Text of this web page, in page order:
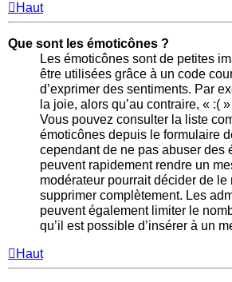
Haut
Que sont les émoticônes ?
Les émoticônes sont de petites
être utilisées grâce à un code
d’exprimer des sentiments. Par
la joie, alors qu’au contraire, « :(
Vous pouvez consulter la liste
émoticônes depuis le formulaire
cependant de ne pas abuser des
peuvent rapidement rendre un
modérateur pourrait décider de le
supprimer complètement. Les
peuvent également limiter le
qu’il est possible d’insérer à un
Haut